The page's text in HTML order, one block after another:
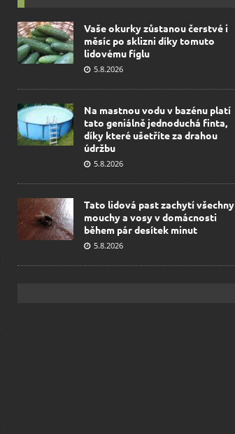
Vaše okurky zůstanou čerstvé i
měsíc po sklizni díky tomuto
lidovému fíglu
5.8.2026
Na mastnou vodu v bazénu platí
tato geniálně jednoduchá finta,
díky které ušetříte za drahou
údržbu
5.8.2026
Tato lidová past zachytí všechny
mouchy a vosy v domácnosti
během pár desítek minut
5.8.2026